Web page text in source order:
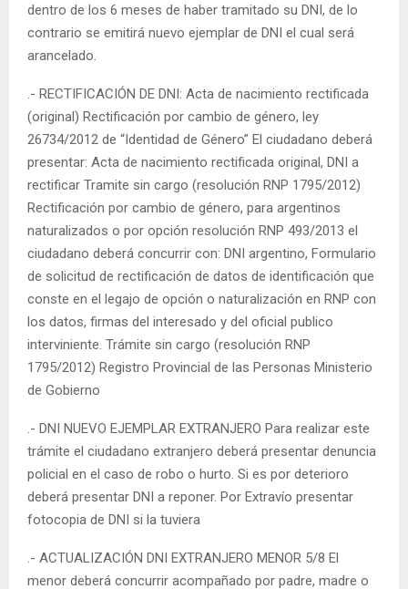
dentro de los 6 meses de haber tramitado su DNI, de lo
contrario se emitirá nuevo ejemplar de DNI el cual será
arancelado.
.- RECTIFICACIÓN DE DNI: Acta de nacimiento rectificada
(original) Rectificación por cambio de género, ley
26734/2012 de “Identidad de Género” El ciudadano deberá
presentar: Acta de nacimiento rectificada original, DNI a
rectificar Tramite sin cargo (resolución RNP 1795/2012)
Rectificación por cambio de género, para argentinos
naturalizados o por opción resolución RNP 493/2013 el
ciudadano deberá concurrir con: DNI argentino, Formulario
de solicitud de rectificación de datos de identificación que
conste en el legajo de opción o naturalización en RNP con
los datos, firmas del interesado y del oficial publico
interviniente. Trámite sin cargo (resolución RNP
1795/2012) Registro Provincial de las Personas Ministerio
de Gobierno
.- DNI NUEVO EJEMPLAR EXTRANJERO Para realizar este
trámite el ciudadano extranjero deberá presentar denuncia
policial en el caso de robo o hurto. Si es por deterioro
deberá presentar DNI a reponer. Por Extravío presentar
fotocopia de DNI si la tuviera
.- ACTUALIZACIÓN DNI EXTRANJERO MENOR 5/8 El
menor deberá concurrir acompañado por padre, madre o